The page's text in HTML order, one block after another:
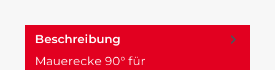
Beschreibung
Mauerecke 90° für